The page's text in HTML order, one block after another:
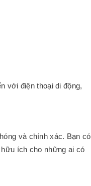
với điện thoại di động,
và chính xác. Bạn có
ích cho những ai có